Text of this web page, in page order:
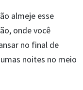
almeje esse
onde você
no final de
noites no meio